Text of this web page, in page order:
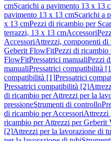
cmScarichi a pavimento 13 x 13
pavimento 13 x 13 cmScarichi a
x 13 cmPezzi di ricambio per
terrazzi, 13 x 13 cmAccessori
AccessoriAttrezzi, componenti di
Geberit FlowFitPezzi di ricambio
FlowFitPressatrici manualiPezzi
manualiPressatrici compatibilità
compatibilità [1]Pressatrici
Pressatrici compatibilità [2]
di ricambio per Attrezzi per la
pressioneStrumenti di controllo
di ricambio per AccessoriAttrezzi
ricambio per Attrezzi per Geberit
[2]Attrezzi per la lavorazione di